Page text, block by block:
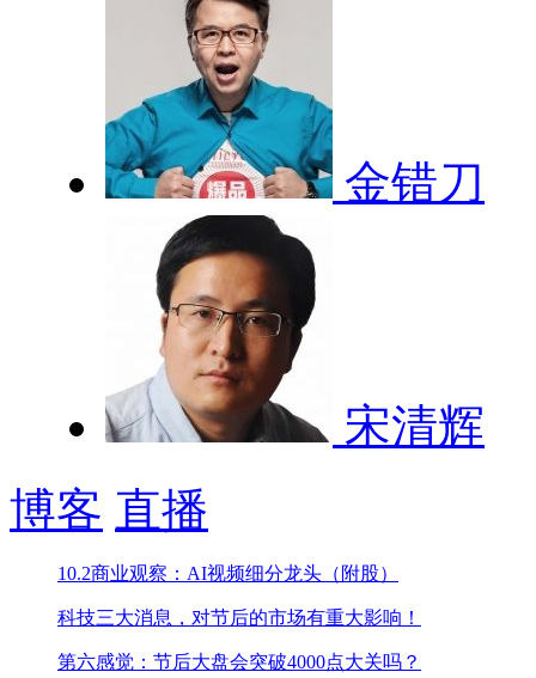
金错刀
宋清辉
博客 直播
10.2商业观察：AI视频细分龙头（附股）
科技三大消息，对节后的市场有重大影响！
第六感觉：节后大盘会突破4000点大关吗？